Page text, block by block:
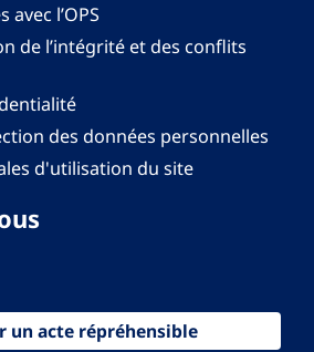
avec l’OPS
de l’intégrité et des conflits
des données personnelles
d'utilisation du site
un acte répréhensible